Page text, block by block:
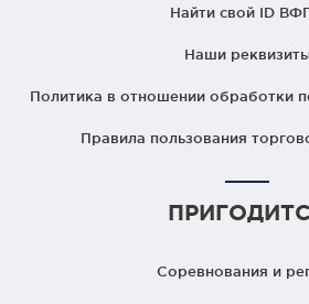
Найти свой ID
Наши
Политика в отношении обработки
Правила пользования
Соревнования и